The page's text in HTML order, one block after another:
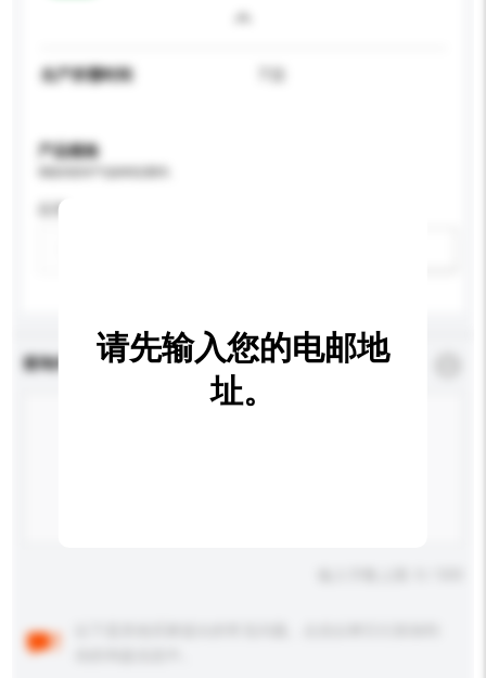
生产所需时间
产品规格
应用
查询内容 *必须填写
请先输入您的电邮地
址。